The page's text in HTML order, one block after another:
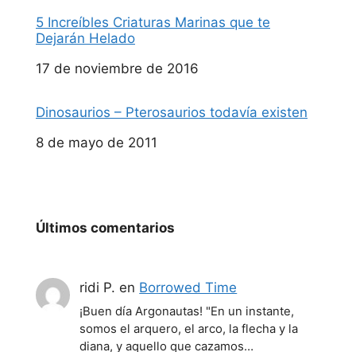
5 Increíbles Criaturas Marinas que te
Dejarán Helado
Fecha
17 de noviembre de 2016
Dinosaurios – Pterosaurios todavía existen
Fecha
8 de mayo de 2011
Últimos comentarios
ridi P. en Borrowed Time
¡Buen día Argonautas! "En un instante,
somos el arquero, el arco, la flecha y la
diana, y aquello que cazamos…